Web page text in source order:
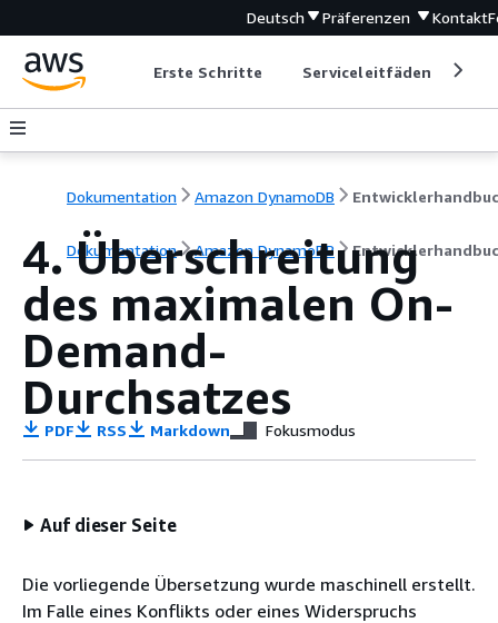
Deutsch Präferenzen Kontakt
Erste Schritte Serviceleitfäden
Dokumentation Amazon DynamoDB
Dokumentation Amazon DynamoDB
4. Überschreitung
des maximalen On-
Demand-
Durchsatzes
PDF RSS Markdown Fokusmodus
Auf dieser Seite
Die vorliegende Übersetzung wurde maschinell erstellt.
Im Falle eines Konflikts oder eines Widerspruchs